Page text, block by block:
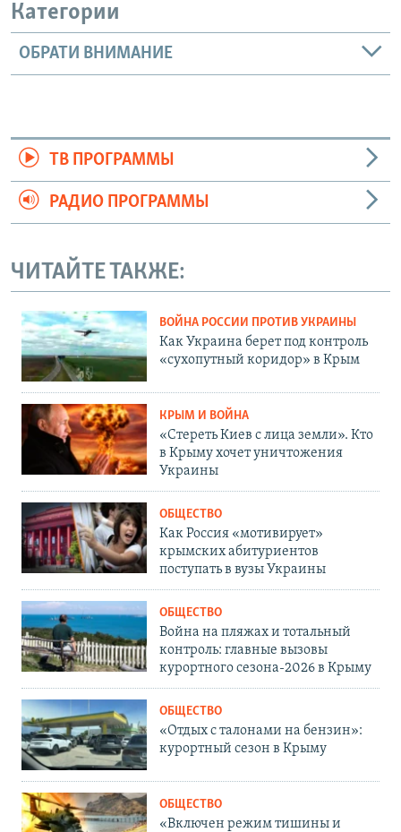
Категории
ОБРАТИ ВНИМАНИЕ
ТВ ПРОГРАММЫ
РАДИО ПРОГРАММЫ
ЧИТАЙТЕ ТАКЖЕ:
ВОЙНА РОССИИ ПРОТИВ УКРАИНЫ
Как Украина берет под контроль
«сухопутный коридор» в Крым
КРЫМ И ВОЙНА
«Стереть Киев с лица земли». Кто
в Крыму хочет уничтожения
Украины
ОБЩЕСТВО
Как Россия «мотивирует»
крымских абитуриентов
поступать в вузы Украины
ОБЩЕСТВО
Война на пляжах и тотальный
контроль: главные вызовы
курортного сезона-2026 в Крыму
ОБЩЕСТВО
«Отдых с талонами на бензин»:
курортный сезон в Крыму
ОБЩЕСТВО
«Включен режим тишины и